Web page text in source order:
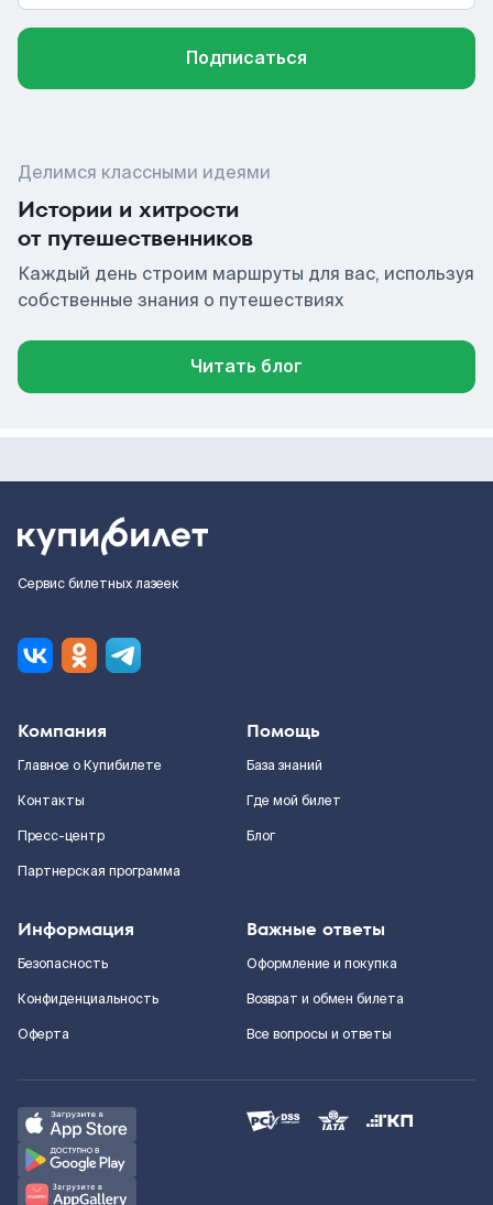
Подписаться
Делимся классными идеями
Истории и хитрости
от путешественников
Каждый день строим маршруты для вас, используя
собственные знания о путешествиях
Читать блог
Сервис билетных лазеек
Компания
Главное о Купибилете
Контакты
Пресс-центр
Партнерская программа
Помощь
База знаний
Где мой билет
Блог
Информация
Безопасность
Конфиденциальность
Оферта
Важные ответы
Оформление и покупка
Возврат и обмен билета
Все вопросы и ответы